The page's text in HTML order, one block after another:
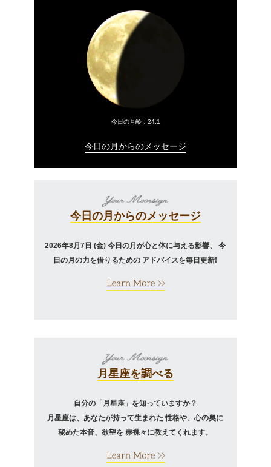
今日の月齢： 24.1
今日の月からのメッセージ
今日の月からのメッセージ
2026年8月7日 (金)今日の月が心と体に与える影響、
今
日の月の力を借りるための アドバイスを毎日更新!
月星座を調べる
自分の「月星座」を知っていますか？
月星座は、あなたが持って生まれた性格や、心の奥に
秘めた本音、欲望を 赤裸々に教えてくれます。